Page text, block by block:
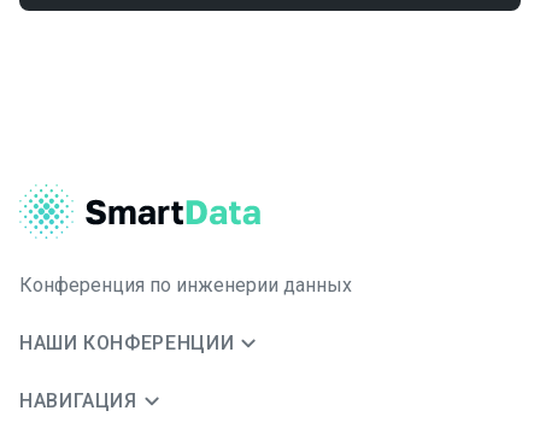
Конференция по инженерии данных
НАШИ КОНФЕРЕНЦИИ
НАВИГАЦИЯ